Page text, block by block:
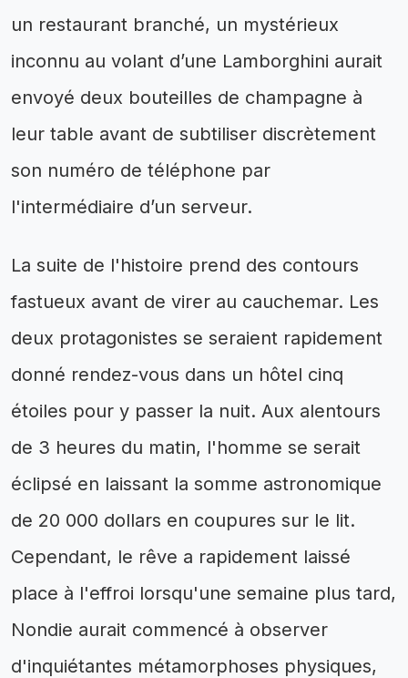
un restaurant branché, un mystérieux
inconnu au volant d’une Lamborghini aurait
envoyé deux bouteilles de champagne à
leur table avant de subtiliser discrètement
son numéro de téléphone par
l'intermédiaire d’un serveur.
La suite de l'histoire prend des contours
fastueux avant de virer au cauchemar. Les
deux protagonistes se seraient rapidement
donné rendez-vous dans un hôtel cinq
étoiles pour y passer la nuit. Aux alentours
de 3 heures du matin, l'homme se serait
éclipsé en laissant la somme astronomique
de 20 000 dollars en coupures sur le lit.
Cependant, le rêve a rapidement laissé
place à l'effroi lorsqu'une semaine plus tard,
Nondie aurait commencé à observer
d'inquiétantes métamorphoses physiques,